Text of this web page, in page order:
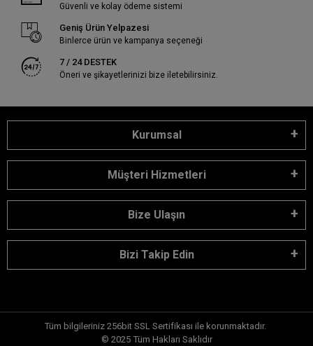
Güvenli ve kolay ödeme sistemi
Geniş Ürün Yelpazesi
Binlerce ürün ve kampanya seçeneği
7 / 24 DESTEK
Öneri ve şikayetlerinizi bize iletebilirsiniz.
Kurumsal
Müşteri Hizmetleri
Bize Ulaşın
Bizi Takip Edin
Tüm bilgileriniz 256bit SSL Sertifikası ile korunmaktadır.
© 2025 Tüm Hakları Saklıdır